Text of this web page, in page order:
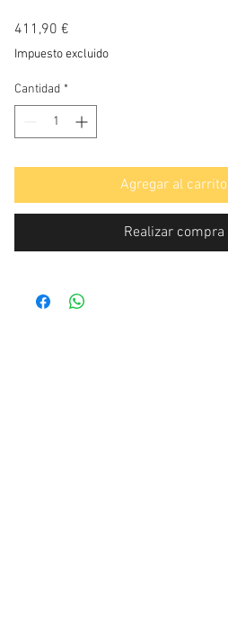
411,90 €
Impuesto excluido
Cantidad *
Agregar al carrito
Realizar compra